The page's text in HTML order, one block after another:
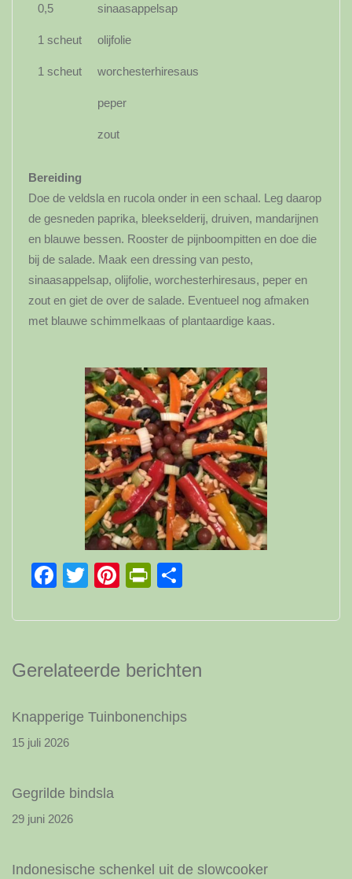
0,5 sinaasappelsap
1 scheut olijfolie
1 scheut worchesterhiresaus
peper
zout
Bereiding
Doe de veldsla en rucola onder in een schaal. Leg daarop
de gesneden paprika, bleekselderij, druiven, mandarijnen
en blauwe bessen. Rooster de pijnboompitten en doe die
bij de salade. Maak een dressing van pesto,
sinaasappelsap, olijfolie, worchesterhiresaus, peper en
zout en giet de over de salade. Eventueel nog afmaken
met blauwe schimmelkaas of plantaardige kaas.
Facebook
TwitterPinterest
PrintFriendly
Gerelateerde berichten
Knapperige Tuinbonenchips
15 juli 2026
Gegrilde bindsla
29 juni 2026
Indonesische schenkel uit de slowcooker